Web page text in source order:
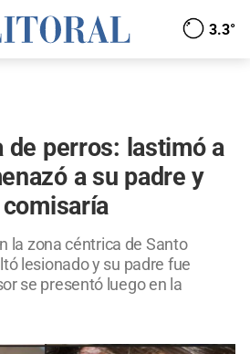
3.3°
de perros: lastimó a
a su padre y
la zona céntrica de Santo
lesionado y su padre fue
se presentó luego en la